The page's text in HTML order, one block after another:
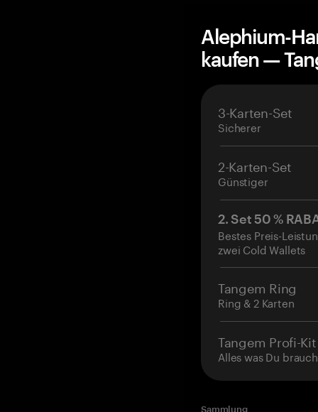
Alephium-
kaufen —
3-Karten-Set
Sicherer
2-Karten-Set
Günstiger
2. Set 50 %
Bestes Preis-
zwei Cold Wallets
Tangem Ring
Ring & 2 Karten
Tangem Profi-Kit
Alles was Du
Sammlung